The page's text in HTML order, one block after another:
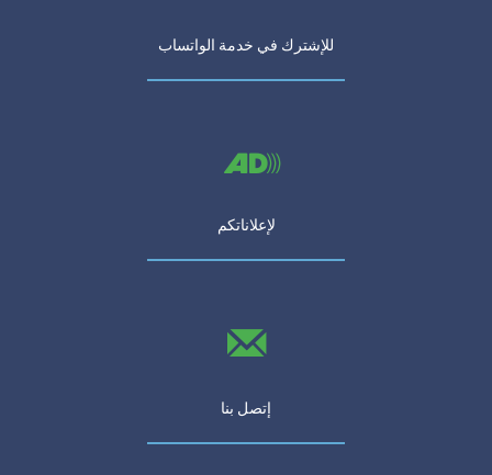
للإشترك في خدمة الواتساب
لإعلاناتكم
إتصل بنا